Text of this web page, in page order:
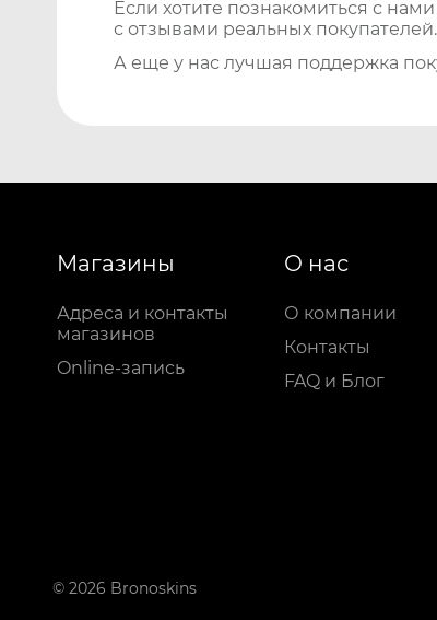
Если хотите познакомиться с
с отзывами реальных покупателей.
А еще у нас лучшая поддержка
Магазины
Адреса и контакты
магазинов
Online-запись
О нас
О компании
Контакты
FAQ и Блог
© 2026 Bronoskins